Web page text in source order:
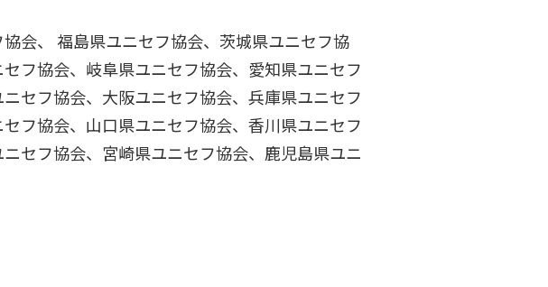
会、 福島県ユニセフ協会、茨城県ユニセフ協
フ協会、岐阜県ユニセフ協会、愛知県ユニセフ
セフ協会、大阪ユニセフ協会、兵庫県ユニセフ
フ協会、山口県ユニセフ協会、香川県ユニセフ
セフ協会、宮崎県ユニセフ協会、鹿児島県ユニ